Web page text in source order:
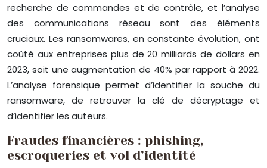
recherche de commandes et de contrôle, et l’analyse
des communications réseau sont des éléments
cruciaux. Les ransomwares, en constante évolution, ont
coûté aux entreprises plus de 20 milliards de dollars en
2023, soit une augmentation de 40% par rapport à 2022.
L’analyse forensique permet d’identifier la souche du
ransomware, de retrouver la clé de décryptage et
d’identifier les auteurs.
Fraudes financières : phishing,
escroqueries et vol d’identité